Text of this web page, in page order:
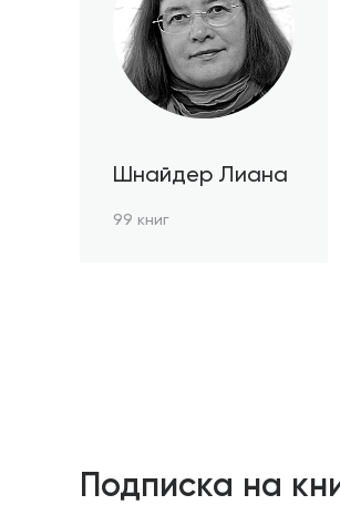
Шнайдер Лиана
99 книг
Подписка на